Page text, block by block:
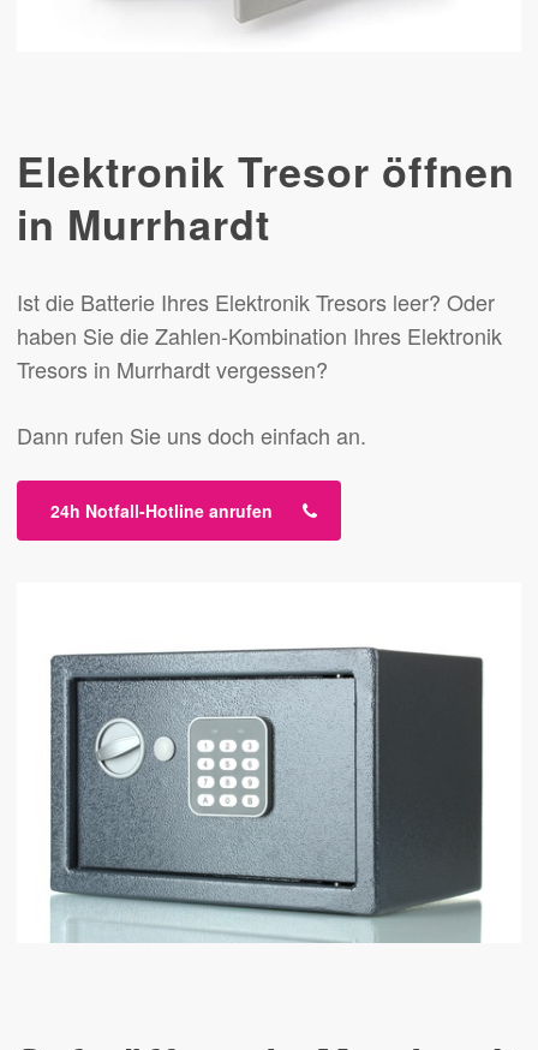
Elektronik Tresor öffnen
in Murrhardt
Ist die Batterie Ihres Elektronik Tresors leer? Oder
haben Sie die Zahlen-Kombination Ihres Elektronik
Tresors in Murrhardt vergessen?
Dann rufen Sie uns doch einfach an.
24h Notfall-Hotline anrufen